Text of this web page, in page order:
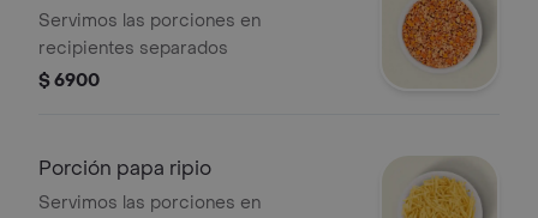
Servimos las porciones en
recipientes separados
$ 6900
Porción papa ripio
Servimos las porciones en